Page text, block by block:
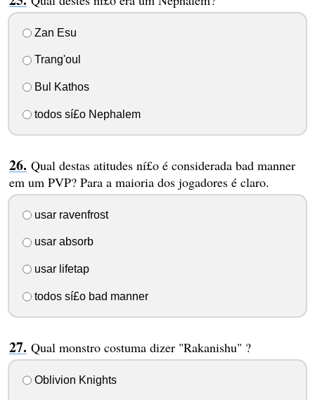
Zan Esu
Trang'oul
Bul Kathos
todos sí£o Nephalem
Qual destas atitudes ní£o é considerada bad manner
em um PVP? Para a maioria dos jogadores é claro.
usar ravenfrost
usar absorb
usar lifetap
todos sí£o bad manner
Qual monstro costuma dizer "Rakanishu" ?
Oblivion Knights